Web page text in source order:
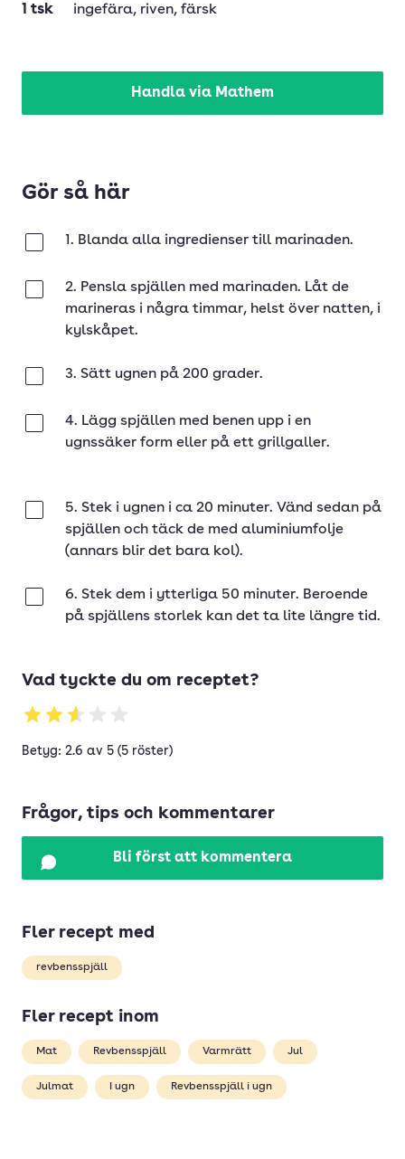
1 tsk ingefära, riven, färsk
Handla via Mathem
Gör så här
1. Blanda alla ingredienser till marinaden.
2. Pensla spjällen med marinaden. Låt de
marineras i några timmar, helst över natten, i
kylskåpet.
3. Sätt ugnen på 200 grader.
4. Lägg spjällen med benen upp i en
ugnssäker form eller på ett grillgaller.
5. Stek i ugnen i ca 20 minuter. Vänd sedan på
spjällen och täck de med aluminiumfolje
(annars blir det bara kol).
6. Stek dem i ytterliga 50 minuter. Beroende
på spjällens storlek kan det ta lite längre tid.
Vad tyckte du om receptet?
Betyg: 2.6 av 5 (5 röster)
Frågor, tips och kommentarer
Bli först att kommentera
Fler recept med
revbensspjäll
Fler recept inom
Mat Revbensspjäll Varmrätt Jul
Julmat I ugn Revbensspjäll i ugn